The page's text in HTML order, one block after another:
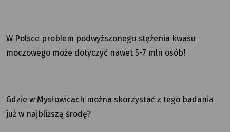
W Polsce problem podwyższonego stężenia kwasu
moczowego może dotyczyć nawet 5-7 mln osób!
Gdzie w Mysłowicach można skorzystać z tego badania
już w najbliższą środę?